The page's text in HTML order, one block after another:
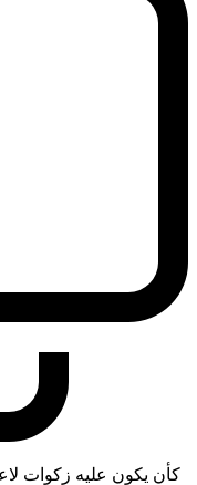
كأن يكون عليه زكوات